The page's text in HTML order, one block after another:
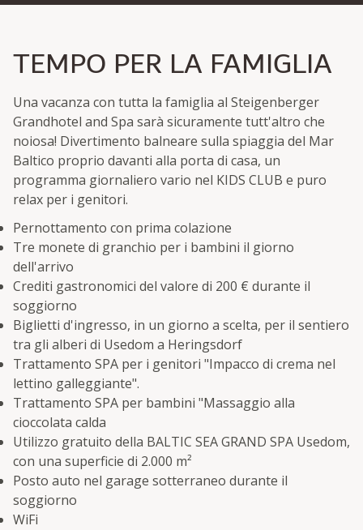
TEMPO PER LA FAMIGLIA
Una vacanza con tutta la famiglia al Steigenberger
Grandhotel and Spa sarà sicuramente tutt'altro che
noiosa! Divertimento balneare sulla spiaggia del Mar
Baltico proprio davanti alla porta di casa, un
programma giornaliero vario nel KIDS CLUB e puro
relax per i genitori.
Pernottamento con prima colazione
Tre monete di granchio per i bambini il giorno
dell'arrivo
Crediti gastronomici del valore di 200 € durante il
soggiorno
Biglietti d'ingresso, in un giorno a scelta, per il sentiero
tra gli alberi di Usedom a Heringsdorf
Trattamento SPA per i genitori "Impacco di crema nel
lettino galleggiante".
Trattamento SPA per bambini "Massaggio alla
cioccolata calda
Utilizzo gratuito della BALTIC SEA GRAND SPA Usedom,
con una superficie di 2.000 m²
Posto auto nel garage sotterraneo durante il
soggiorno
WiFi